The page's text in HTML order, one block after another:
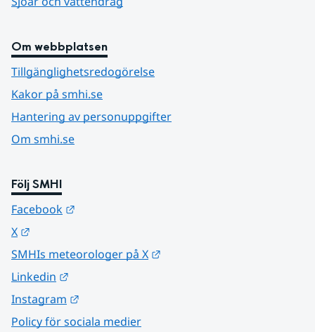
Om webbplatsen
Tillgänglighetsredogörelse
Kakor på smhi.se
Hantering av personuppgifter
Om smhi.se
Följ SMHI
Facebook
X
SMHIs meteorologer på X
Linkedin
Instagram
Policy för sociala medier